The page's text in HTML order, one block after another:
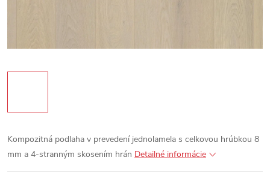
Kompozitná podlaha v prevedení jednolamela s celkovou hrúbkou 8
mm a 4-stranným skosením hrán Detailné informácie